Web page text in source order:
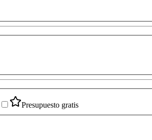
Presupuesto gratis